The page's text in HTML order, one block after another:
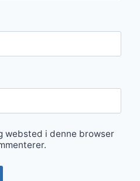
websted i denne browser